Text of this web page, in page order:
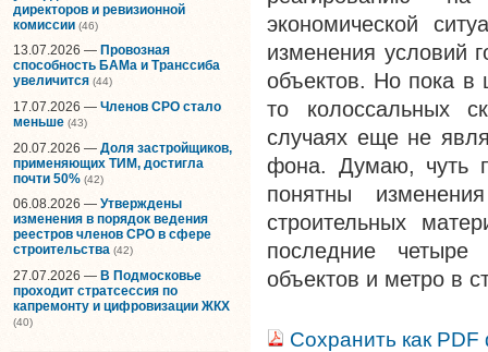
директоров и ревизионной
комиссии (46)
13.07.2026 — Провозная
способность БАМа и Транссиба
увеличится (44)
17.07.2026 — Членов СРО стало
меньше (43)
20.07.2026 — Доля застройщиков,
применяющих ТИМ, достигла
почти 50% (42)
06.08.2026 — Утверждены
изменения в порядок ведения
реестров членов СРО в сфере
строительства (42)
27.07.2026 — В Подмосковье
проходит стратсессия по
капремонту и цифровизации ЖКХ
(40)
экономической
изменения условий
объектов. Но пока
то колоссальных
случаях еще не
фона. Думаю, чуть
понятны
строительных
последние четыре
объектов и метро в
Сохранить как